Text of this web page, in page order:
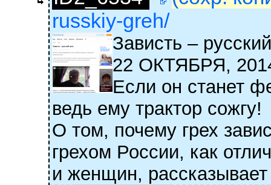
russkiy-greh/
Зависть –
22 ОКТЯБРЯ,
Если он станет
ведь ему трактор сожгу!
О том, почему грех
грехом России, как
и женщин,